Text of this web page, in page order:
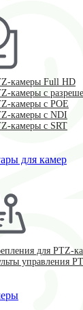
камеры Full HD
камеры с
камеры с POE
камеры c NDI
камеры с SRT
для камер
для PTZ-
управления